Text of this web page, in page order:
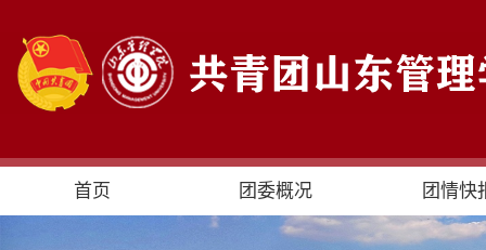
首页 团委概况 团情快